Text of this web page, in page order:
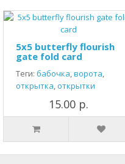
5x5 butterfly flourish
gate fold card
Теги: бабочка,ворота,
открытка,открытки
15.00 р.